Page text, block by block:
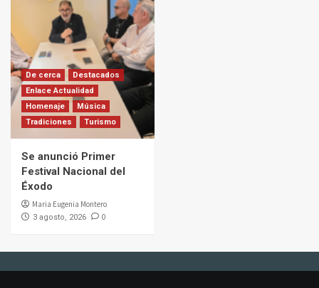
De cerca
Destacados
Enlace Actualidad
Homenaje
Música
Tradiciones
Turismo
Se anunció Primer
Festival Nacional del
Éxodo
Maria Eugenia Montero
3 agosto, 2026 0